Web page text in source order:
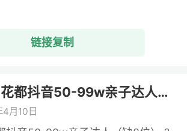
链接复制
4.12-18广州花都抖音50-99w亲子达人（ ...
月10日